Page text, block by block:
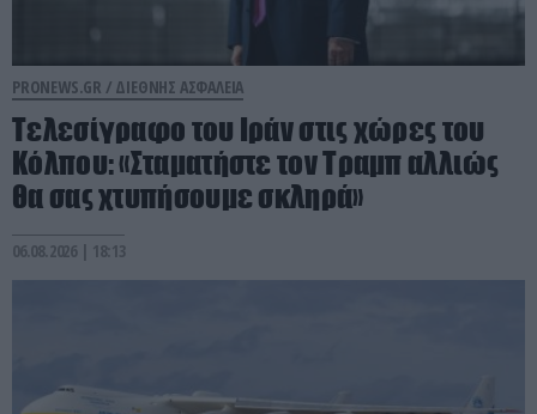
PRONEWS.GR / ΔΙΕΘΝΗΣ ΑΣΦΑΛΕΙΑ
Τελεσίγραφο του Ιράν στις χώρες του
Κόλπου: «Σταματήστε τον Τραμπ αλλιώς
θα σας χτυπήσουμε σκληρά»
06.08.2026 | 18:13